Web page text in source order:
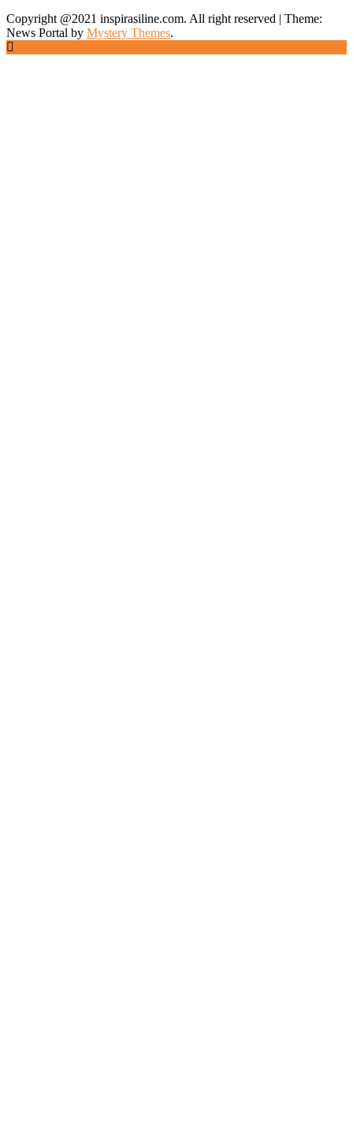
Copyright @2021 inspirasiline.com. All right reserved | Theme:
News Portal by Mystery Themes.